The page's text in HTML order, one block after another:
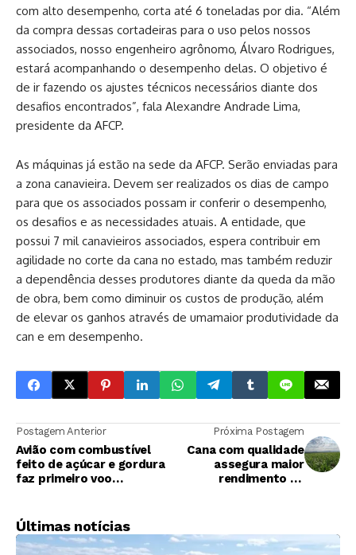
com alto desempenho, corta até 6 toneladas por dia. “Além
da compra dessas cortadeiras para o uso pelos nossos
associados, nosso engenheiro agrônomo, Álvaro Rodrigues,
estará acompanhando o desempenho delas. O objetivo é
de ir fazendo os ajustes técnicos necessários diante dos
desafios encontrados”, fala Alexandre Andrade Lima,
presidente da AFCP.
As máquinas já estão na sede da AFCP. Serão enviadas para
a zona canavieira. Devem ser realizados os dias de campo
para que os associados possam ir conferir o desempenho,
os desafios e as necessidades atuais. A entidade, que
possui 7 mil canavieiros associados, espera contribuir em
agilidade no corte da cana no estado, mas também reduzir
a dependência desses produtores diante da queda da mão
de obra, bem como diminuir os custos de produção, além
de elevar os ganhos através de umamaior produtividade da
can e em desempenho.
Postagem Anterior
Avião com combustível
feito de açúcar e gordura
faz primeiro voo
Próxima Postagem
Cana com qualidade
assegura maior
rendimento ao
Últimas notícias